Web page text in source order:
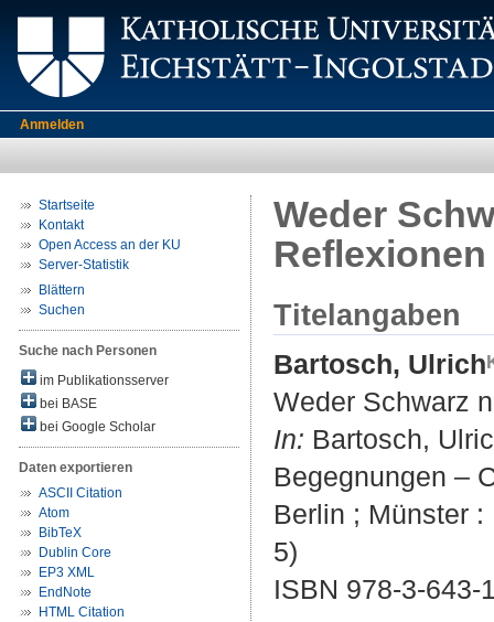
Anmelden
Startseite
Kontakt
Open Access an der KU
Server-Statistik
Blättern
Suchen
Suche nach Personen
im Publikationsserver
bei BASE
bei Google Scholar
Daten exportieren
ASCII Citation
Atom
BibTeX
Dublin Core
EP3 XML
EndNote
HTML Citation
Weder
Reflexionen
Titelangaben
Bartosch, Ulrich
Weder Schwarz
In: Bartosch,
Begegnungen –
Berlin ; Münster
5)
ISBN 978-3-643-